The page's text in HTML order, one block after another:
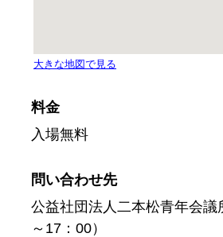
料金
入場無料
問い合わせ先
公益社団法人二本松青年会議
～17：00）